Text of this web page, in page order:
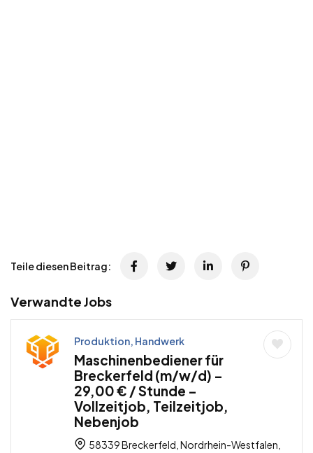
Teile diesen Beitrag:
Verwandte Jobs
Produktion, Handwerk
Maschinenbediener für
Breckerfeld (m/w/d) –
29,00 € / Stunde –
Vollzeitjob, Teilzeitjob,
Nebenjob
58339 Breckerfeld, Nordrhein-Westfalen,